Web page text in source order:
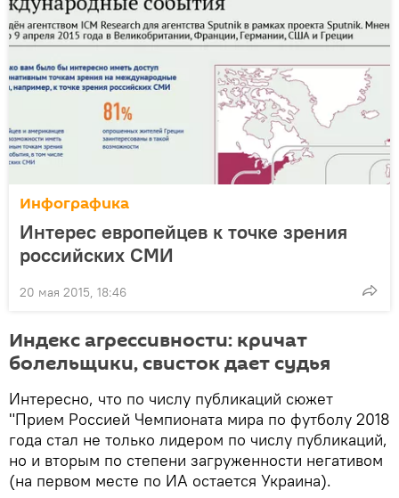
Инфографика
Интерес европейцев к точке зрения
российских СМИ
20 мая 2015, 18:46
Индекс агрессивности: кричат
болельщики, свисток дает судья
Интересно, что по числу публикаций сюжет
"Прием Россией Чемпионата мира по футболу 2018
года стал не только лидером по числу публикаций,
но и вторым по степени загруженности негативом
(на первом месте по ИА остается Украина).